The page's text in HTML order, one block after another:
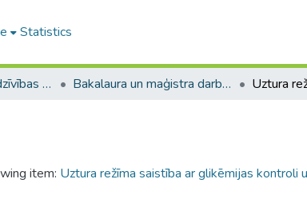
Statistics
A -- Medicīnas un dzīvības zinātņu fakultāte / Faculty of Medicine and Life Sciences Bakalaura un maģistra darbi (MDZF) / Bachelor's and Master's theses
item: Uztura režīma saistība ar glikēmijas kontroli